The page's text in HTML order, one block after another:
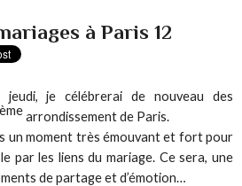
à Paris 12
je célébrerai de nouveau des
èmearrondissement de Paris.
un moment très émouvant et fort pour
par les liens du mariage. Ce sera, une
de partage et d’émotion…